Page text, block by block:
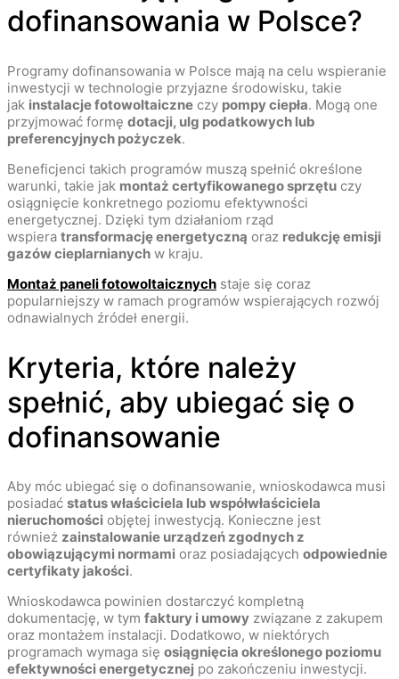
dofinansowania w Polsce?
Programy dofinansowania w Polsce mają na celu wspieranie
inwestycji w technologie przyjazne środowisku, takie
jak instalacje fotowoltaiczne czy pompy ciepła. Mogą one
przyjmować formę dotacji, ulg podatkowych lub
preferencyjnych pożyczek.
Beneficjenci takich programów muszą spełnić określone
warunki, takie jak montaż certyfikowanego sprzętu czy
osiągnięcie konkretnego poziomu efektywności
energetycznej. Dzięki tym działaniom rząd
wspiera transformację energetyczną oraz redukcję emisji
gazów cieplarnianych w kraju.
Montaż paneli fotowoltaicznych staje się coraz
popularniejszy w ramach programów wspierających rozwój
odnawialnych źródeł energii.
Kryteria, które należy
spełnić, aby ubiegać się o
dofinansowanie
Aby móc ubiegać się o dofinansowanie, wnioskodawca musi
posiadać status właściciela lub współwłaściciela
nieruchomości objętej inwestycją. Konieczne jest
również zainstalowanie urządzeń zgodnych z
obowiązującymi normami oraz posiadających odpowiednie
certyfikaty jakości.
Wnioskodawca powinien dostarczyć kompletną
dokumentację, w tym faktury i umowy związane z zakupem
oraz montażem instalacji. Dodatkowo, w niektórych
programach wymaga się osiągnięcia określonego poziomu
efektywności energetycznej po zakończeniu inwestycji.